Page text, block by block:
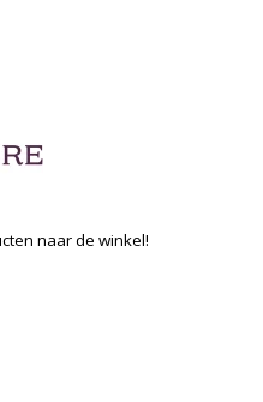
naar de winkel!